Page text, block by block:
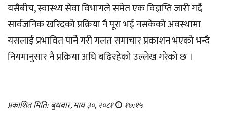
यसैबीच, स्वास्थ्य सेवा विभागले समेत एक विज्ञप्ति जारी गर्दै
सार्वजनिक खरिदको प्रक्रिया नै पूरा भई नसकेको अवस्थामा
यसलाई प्रभावित पार्ने गरी गलत समाचार प्रकाशन भएको भन्दै
नियमानुसार नै प्रक्रिया अघि बढिरहेको उल्लेख गरेको छ ।
प्रकाशित मिति: बुधबार, माघ ३०, २०८१ १७:१५